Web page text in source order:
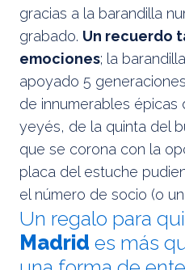
gracias a la barandilla
grabado. Un recuerdo
emociones; la
apoyado 5
de innumerables épicas
yeyés, de la quinta del
que se corona con la
placa del estuche
el número de socio (o
Un regalo para
Madrid es más